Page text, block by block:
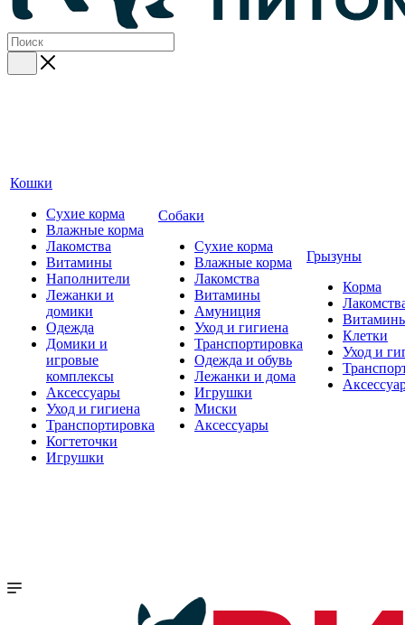
Кошки
Сухие корма
Влажные корма
Лакомства
Витамины
Наполнители
Лежанки и
домики
Одежда
Домики и
игровые
комплексы
Аксессуары
Уход и гигиена
Транспортировка
Когтеточки
Игрушки
Собаки
Сухие корма
Влажные корма
Лакомства
Витамины
Амуниция
Уход и гигиена
Транспортировка
Одежда и обувь
Лежанки и дома
Игрушки
Миски
Аксессуары
Грызуны
Корма
Клетки
Уход и